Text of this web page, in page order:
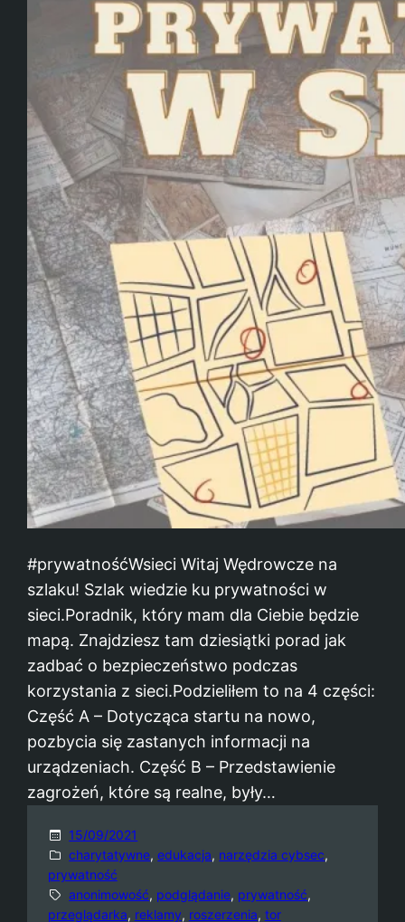
#prywatnośćWsieci Witaj Wędrowcze na
szlaku! Szlak wiedzie ku prywatności w
sieci.Poradnik, który mam dla Ciebie będzie
mapą. Znajdziesz tam dziesiątki porad jak
zadbać o bezpieczeństwo podczas
korzystania z sieci.Podzieliłem to na 4 części:
Część A – Dotycząca startu na nowo,
pozbycia się zastanych informacji na
urządzeniach. Część B – Przedstawienie
zagrożeń, które są realne, były…
15/09/2021
charytatywne, edukacja, narzędzia cybsec,
prywatność
anonimowość, podglądanie, prywatność,
przeglądarka, reklamy, roszerzenia, tor